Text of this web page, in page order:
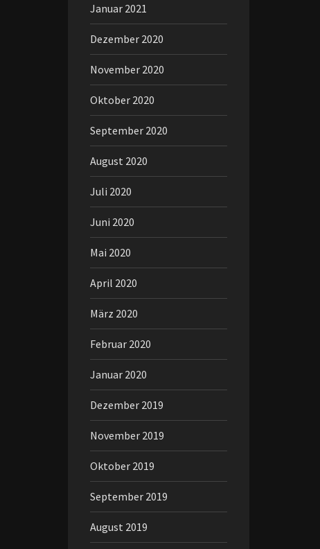
Januar 2021
Dezember 2020
November 2020
Oktober 2020
September 2020
August 2020
Juli 2020
Juni 2020
Mai 2020
April 2020
März 2020
Februar 2020
Januar 2020
Dezember 2019
November 2019
Oktober 2019
September 2019
August 2019